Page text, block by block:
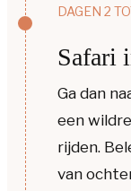
DAGEN 2
Safari
Ga dan
een
rijden.
van